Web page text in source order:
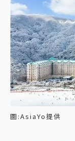
圖:AsiaYo提供